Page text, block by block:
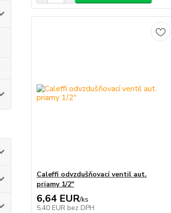
Caleffi odvzdušňovací ventil aut.
priamy 1/2"
6,64 EUR/ks
5,40 EUR bez DPH